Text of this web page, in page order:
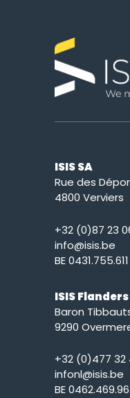
ISIS SA
Rue des
4800 Verviers
+32 (0)87 23
info@isis.be
BE 0431.755.611
ISIS Flanders
Baron
9290
+32 (0)477 32
infonl@isis.be
BE